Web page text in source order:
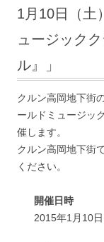
1月10日（土
ュージック
ル』」
クルン高岡地下街
ールドミュージッ
催します。
クルン高岡地下街
ください。
開催日時
2015年1月10